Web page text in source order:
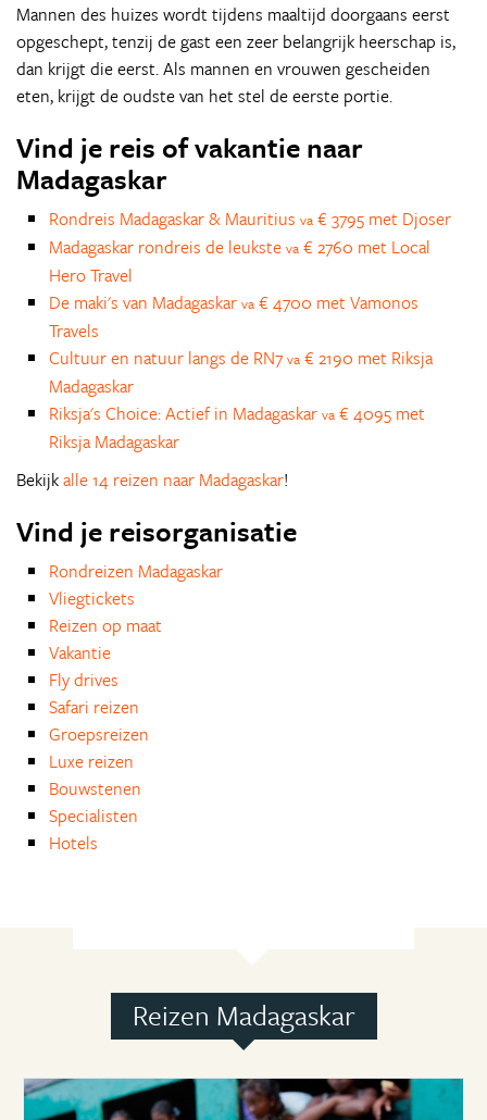
Mannen des huizes wordt tijdens maaltijd doorgaans eerst
opgeschept, tenzij de gast een zeer belangrijk heerschap is,
dan krijgt die eerst. Als mannen en vrouwen gescheiden
eten, krijgt de oudste van het stel de eerste portie.
Vind je reis of vakantie naar
Madagaskar
Rondreis Madagaskar & Mauritius va € 3795 met Djoser
Madagaskar rondreis de leukste va € 2760 met Local
Hero Travel
De maki's van Madagaskar va € 4700 met Vamonos
Travels
Cultuur en natuur langs de RN7 va € 2190 met Riksja
Madagaskar
Riksja's Choice: Actief in Madagaskar va € 4095 met
Riksja Madagaskar
Bekijkalle 14 reizen naar Madagaskar!
Vind je reisorganisatie
Rondreizen Madagaskar
Vliegtickets
Reizen op maat
Vakantie
Fly drives
Safari reizen
Groepsreizen
Luxe reizen
Bouwstenen
Specialisten
Hotels
Reizen Madagaskar